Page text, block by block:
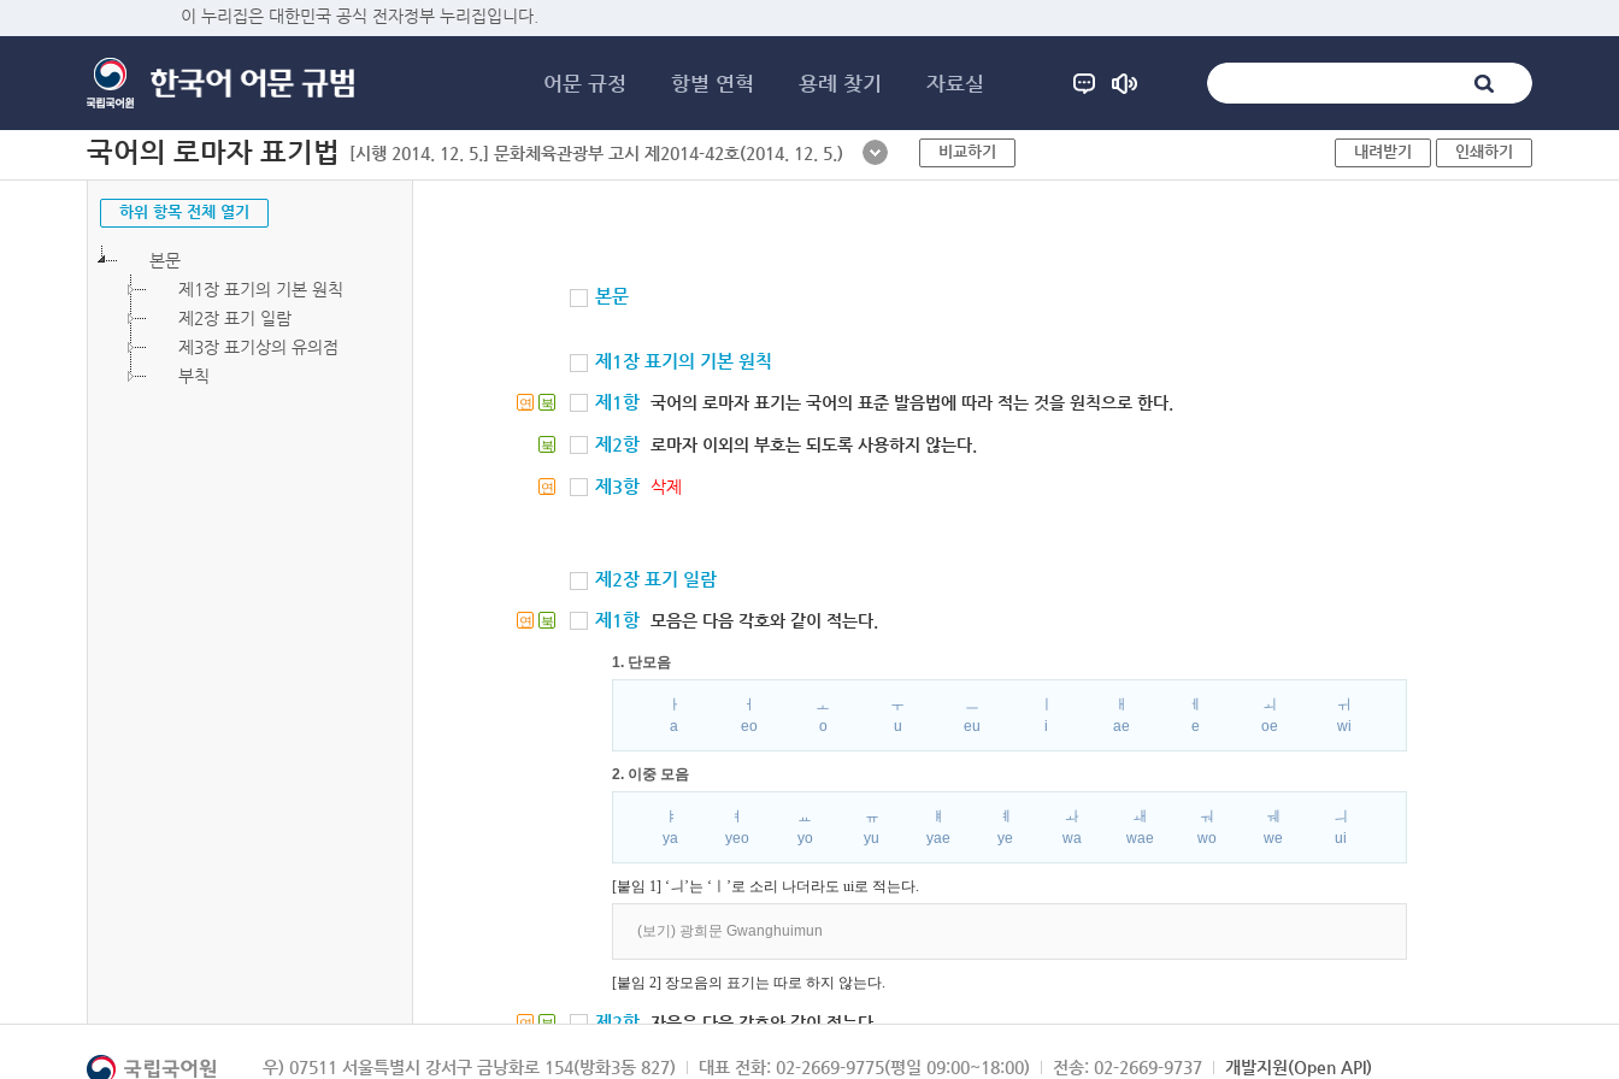
이 누리집은 대한민국 공식 전자정부 누리집입니다.
어문 규정 항별 연혁 용례 찾기 자료실
국어의 로마자 표기법 [시행 2014. 12. 5.] 문화체육관광부 고시 제2014-42호(2014. 12. 5.) 비교하기 내려받기 인쇄하기
하위 항목 전체 열기
본문
제1장 표기의 기본 원칙
제2장 표기 일람
제3장 표기상의 유의점
부칙
본문
제1장 표기의 기본 원칙
연 북 제1항 국어의 로마자 표기는 국어의 표준 발음법에 따라 적는 것을 원칙으로 한다.
북 제2항 로마자 이외의 부호는 되도록 사용하지 않는다.
연 제3항 삭제
제2장 표기 일람
연 북 제1항 모음은 다음 각호와 같이 적는다.
1. 단모음
ㅏ
a
ㅓ
eo
ㅗ
o
ㅜ
u
ㅡ
eu
i
ㅐ
ae
ㅔ
e
ㅚ
oe
ㅟ
wi
2. 이중 모음
ㅑ
ya
ㅕ
yeo
ㅛ
yo
ㅠ
yu
ㅒ
yae
ㅖ
ye
ㅘ
wa
ㅙ
wae
ㅝ
wo
ㅞ
we
ㅢ
ui
[붙임 1] ‘ㅢ’는 ‘ㅣ’로 소리 나더라도 ui로 적는다.
(보기) 광희문 Gwanghuimun
[붙임 2] 장모음의 표기는 따로 하지 않는다.
연 북 제2항 자음은 다음 각호와 같이 적는다.
1. 파열음
우) 07511 서울특별시 강서구 금낭화로 154(방화3동 827) 대표 전화: 02-2669-9775(평일 09:00~18:00) 전송: 02-2669-9737 개발지원(Open API)